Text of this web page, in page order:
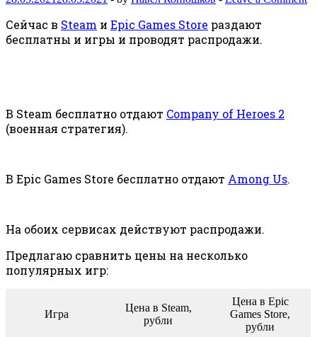
Сейчас в Steam и Epic Games Store раздают
бесплатны и игры и проводят распродажи.
В Steam бесплатно отдают Company of Heroes 2
(военная стратегия).
В Epic Games Store бесплатно отдают Among Us.
На обоих сервисах действуют распродажи.
Предлагаю сравнить цены на несколько
популярных игр:
Игра
Цена в Steam,
рубли
Цена в Epic
Games Store,
рубли